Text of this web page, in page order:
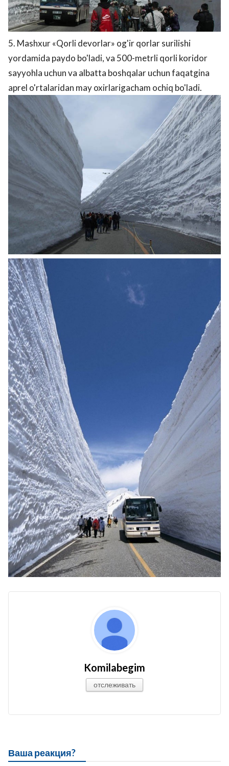
5. Mashxur «Qorli devorlar» og'ir qorlar surilishi
yordamida paydo bo'ladi, va 500-metrli qorli koridor
sayyohla uchun va albatta boshqalar uchun faqatgina
aprel o'rtalaridan may oxirlarigacham ochiq bo'ladi.
Komilabegim
отслеживать
Ваша реакция?